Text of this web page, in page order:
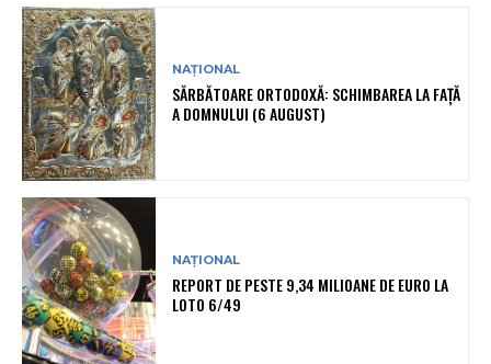
NAȚIONAL
SĂRBĂTOARE ORTODOXĂ: SCHIMBAREA LA FAȚĂ
A DOMNULUI (6 AUGUST)
NAȚIONAL
REPORT DE PESTE 9,34 MILIOANE DE EURO LA
LOTO 6/49